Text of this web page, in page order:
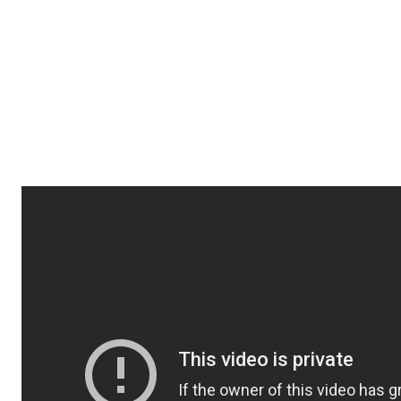
, nazývaný aj Dream alebo
a asi najdôležitejším detailom je jeho úloha v celej sérii.
zvyknutí na to, že všetky udalosti a scény sa točia